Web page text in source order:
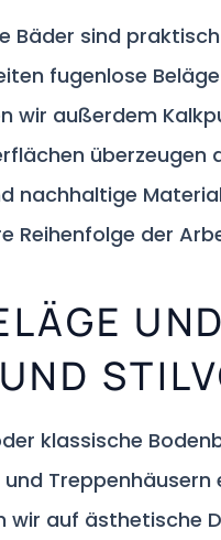
Bäder sind
fugenlose
wir außerdem
überzeugen
nachhaltige
Reihenfolge der
klassische
wir auf ästhetische